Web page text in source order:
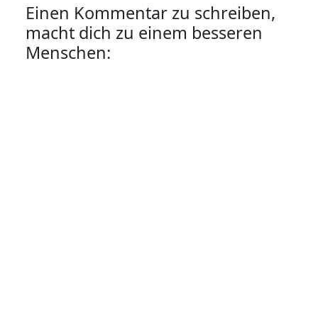
Einen Kommentar zu schreiben,
macht dich zu einem besseren
Menschen: